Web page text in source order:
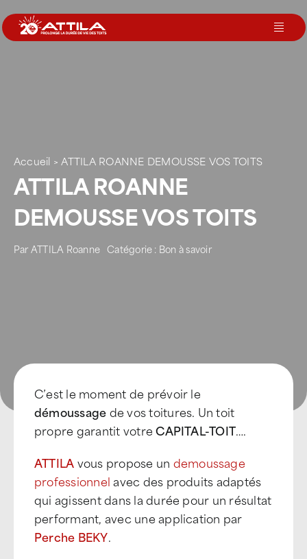
au
contenu
Nos agences
Votre toit
Rejoignez-nous
Accueil > ATTILA ROANNE DEMOUSSE VOS TOITS
ATTILA ROANNE
DEMOUSSE VOS TOITS
ParATTILA Roanne Catégorie : Bon à savoir
C’est le moment de prévoir le
démoussagede vos toitures. Un toit
propre garantit votreCAPITAL-TOIT….
ATTILAvous propose un demoussage
professionnelavec des produits adaptés
qui agissent dans la durée pour un résultat
performant, avec une application par
Perche BEKY.